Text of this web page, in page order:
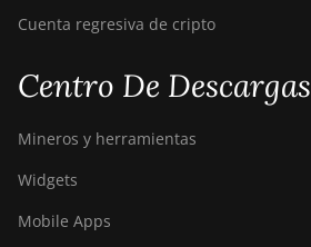
Cuenta regresiva de cripto
Centro De Descargas
Mineros y herramientas
Widgets
Mobile Apps